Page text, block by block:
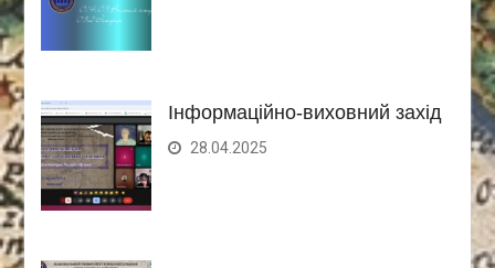
Інформаційно-виховний захід
28.04.2025